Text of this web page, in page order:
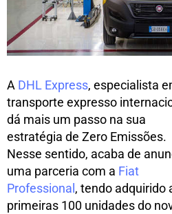
A DHL Express, especialista
transporte expresso
dá mais um passo na sua
estratégia de Zero Emissões.
Nesse sentido, acaba de
uma parceria com a Fiat
Professional , tendo adquirido
primeiras 100 unidades do